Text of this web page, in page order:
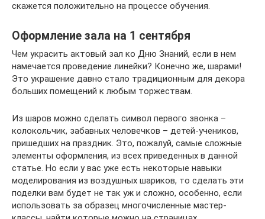
скажется положительно на процессе обучения.
Оформление зала на 1 сентября
Чем украсить актовый зал ко Дню Знаний, если в нем
намечается проведение линейки? Конечно же, шарами!
Это украшение давно стало традиционным для декора
больших помещений к любым торжествам.
Из шаров можно сделать символ первого звонка –
колокольчик, забавных человечков – детей-учеников,
пришедших на праздник. Это, пожалуй, самые сложные
элементы оформления, из всех приведенных в данной
статье. Но если у вас уже есть некоторые навыки
моделирования из воздушных шариков, то сделать эти
поделки вам будет не так уж и сложно, особенно, если
использовать за образец многочисленные мастер-